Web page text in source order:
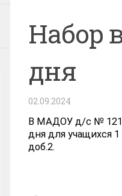
Набор
дня
02.09.2024
В МАДОУ д/с № 121
дня для учащихся
доб.2.